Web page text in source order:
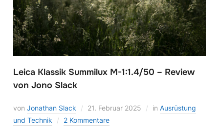
Leica Klassik Summilux M-1:1.4/50 – Review
von Jono Slack
von Jonathan Slack 21. Februar 2025 in Ausrüstung
und Technik
2 Kommentare